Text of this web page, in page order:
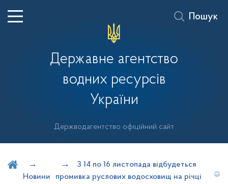
Державне агентство
водних ресурсів
України
Держводагентство офіційний сайт
Пошук
Новини
З 14 по 16 листопада відбудеться
промивка руслових водосховищ на річці